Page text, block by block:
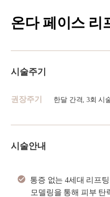
온다 페이스 리
시술주기
권장주기 한달 간격, 3회 시
시술안내
통증 없는 4세대 리프
모델링을 통해 피부 탄